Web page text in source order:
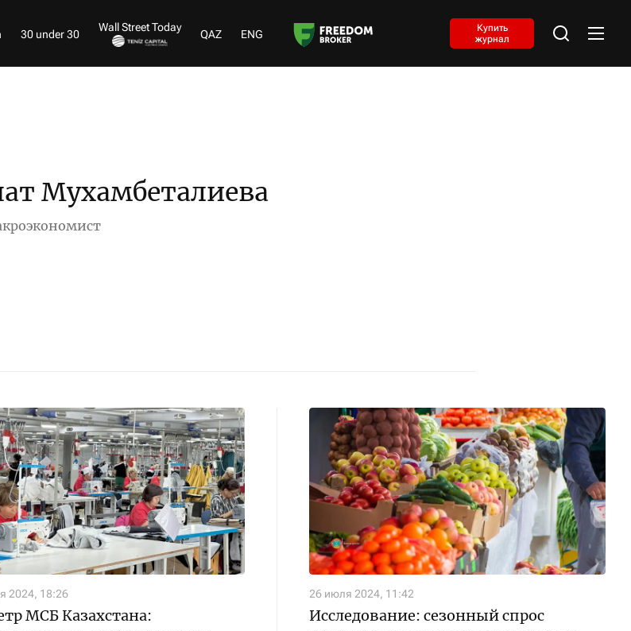
30 under 30
Wall Street Today
QAZ ENG
Купить
журнал
Мухамбеталиева
2024, 18:26
МСБ Казахстана:
26 июля 2024, 11:42
Исследование: сезонный спрос